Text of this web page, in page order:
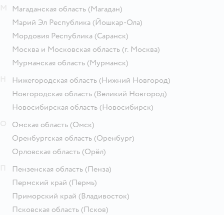
Магаданская область (Магадан)
Марий Эл Республика (Йошкар-Ола)
Мордовия Республика (Саранск)
Москва и Московская область (г. Москва)
Мурманская область (Мурманск)
Нижегородская область (Нижний Новгород)
Новгородская область (Великий Новгород)
Новосибирская область (Новосибирск)
Омская область (Омск)
Оренбургская область (Оренбург)
Орловская область (Орёл)
Пензенская область (Пенза)
Пермский край (Пермь)
Приморский край (Владивосток)
Псковская область (Псков)